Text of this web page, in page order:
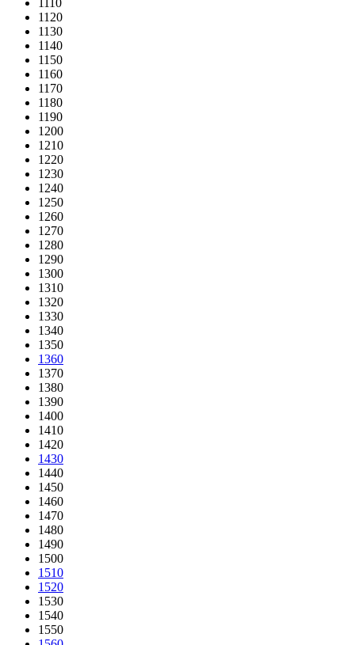
1110
1120
1130
1140
1150
1160
1170
1180
1190
1200
1210
1220
1230
1240
1250
1260
1270
1280
1290
1300
1310
1320
1330
1340
1350
1360
1370
1380
1390
1400
1410
1420
1430
1440
1450
1460
1470
1480
1490
1500
1510
1520
1530
1540
1550